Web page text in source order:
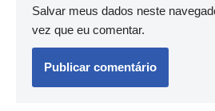
Salvar meus dados neste
vez que eu comentar.